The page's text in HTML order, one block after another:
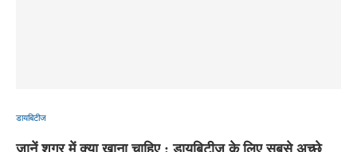
डायबिटीज
जानें शुगर में क्या खाना चाहिए : डायबिटीज के लिए सबसे अच्छे